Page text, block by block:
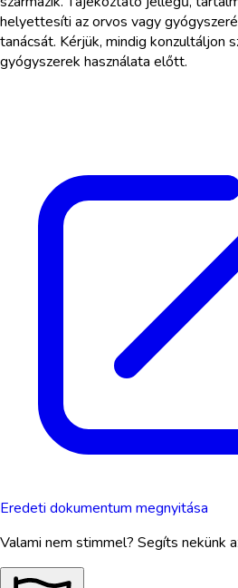
helyettesíti az orvos vagy
tanácsát. Kérjük, mindig konzultáljon
gyógyszerek használata előtt.
Eredeti dokumentum megnyitása
Valami nem stimmel? Segíts nekünk